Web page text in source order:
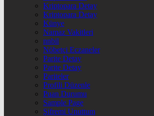
Kriptopara Detay
Kriptopara Detay
Künye
Namaz Vakitleri
nnbil
Nöbetçi Eczaneler
Parite Detay
Parite Detay
Pariteler
Profili Düzenle
Puan Durumu
Sample Page
Şifremi Unuttum